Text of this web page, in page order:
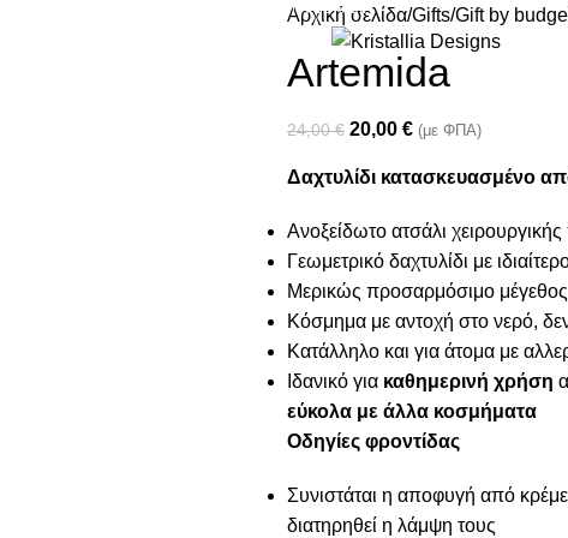
Join our newsletter and enjoy 10% Off
Αρχική σελίδα Gifts Gift by
Artemida
24,00€ 20,00 € (με ΦΠΑ)
Δαχτυλίδι κατασκευασμένο
Ανοξείδωτο ατσάλι
Γεωμετρικό δαχτυλίδι με
Μερικώς προσαρμόσιμo μέγεθος
Κόσμημα με αντοχή στο νερό, δεν
Κατάλληλο και για άτομα με
Ιδανικό για καθημερινή χρήση
εύκολα με άλλα κοσμήματα
Οδηγίες φροντίδας
Συνιστάται η αποφυγή από
διατηρηθεί η λάμψη τους